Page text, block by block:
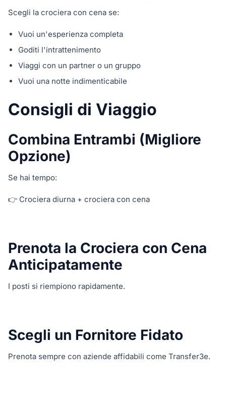
Scegli la crociera con cena se:
Vuoi un'esperienza completa
Goditi l'intrattenimento
Viaggi con un partner o un gruppo
Vuoi una notte indimenticabile
Consigli di Viaggio
Combina Entrambi (Migliore
Opzione)
Se hai tempo:
👉 Crociera diurna + crociera con cena
Prenota la Crociera con Cena
Anticipatamente
I posti si riempiono rapidamente.
Scegli un Fornitore Fidato
Prenota sempre con aziende affidabili come Transfer3e.